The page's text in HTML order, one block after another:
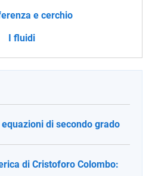
e cerchio
I fluidi
di secondo grado
di Cristoforo Colombo: